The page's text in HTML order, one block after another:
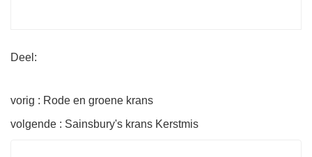
Deel:
vorig : Rode en groene krans
volgende : Sainsbury's krans Kerstmis